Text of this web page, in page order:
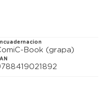
Book (grapa)